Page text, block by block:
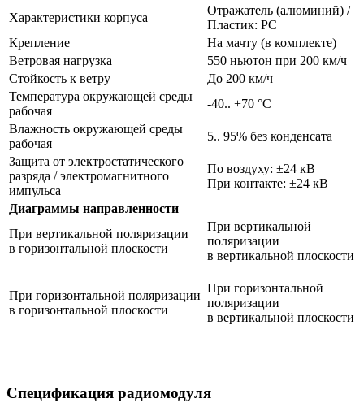
Характеристики корпуса
Отражатель (алюминий) /
Пластик: PC
Крепление
На мачту (в комплекте)
Ветровая нагрузка
550 ньютон при 200 км/ч
Стойкость к ветру
До 200 км/ч
Температура окружающей среды
рабочая
-40.. +70 °C
Влажность окружающей среды
рабочая
5.. 95% без конденсата
Защита от электростатического
разряда / электромагнитного
импульса
По воздуху: ±24 кВ
При контакте: ±24 кВ
Диаграммы направленности
При вертикальной поляризации
в горизонтальной плоскости
При вертикальной
поляризации
в вертикальной плоскости
При горизонтальной поляризации
в горизонтальной плоскости
При горизонтальной
поляризации
в вертикальной плоскости
Спецификация радиомодуля